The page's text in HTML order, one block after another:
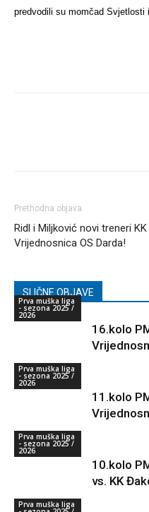
predvodili su momčad Svjetlosti
Prethodna objava
Ridl i Miljković novi treneri KK
Vrijednosnica OS Darda!
SLIČNE OBJAVE
Prva muška liga
- sezona 2025 /
2026
16.kolo
Prva muška liga
- sezona 2025 /
2026
11.kolo
Prva muška liga
- sezona 2025 /
2026
10.kolo
vs. KK
Prva muška liga